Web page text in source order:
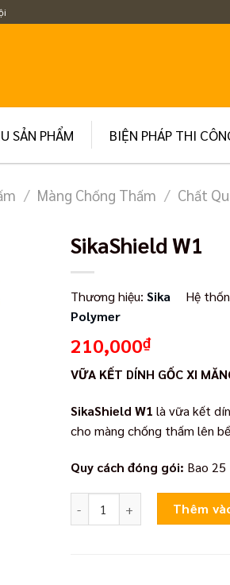
SẢN PHẨM BIỆN PHÁP THI
/ Màng Chống Thấm / Chất
SikaShield W1
Thương hiệu: Sika Hệ
Polymer
210,000₫
VỮA KẾT DÍNH GỐC XI
SikaShield W1 là vữa kết
cho màng chống thấm lên
Quy cách đóng gói: Bao 25
Thêm